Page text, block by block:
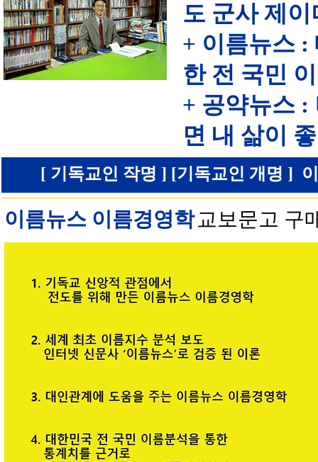
도 군사 제
+ 이름뉴스 :
한 전 국민
+ 공약뉴스 :
면 내 삶이
[ 기독교인 작명 ] [기독교인 개명 ]
이름뉴스 이름경영학 교보문고 구